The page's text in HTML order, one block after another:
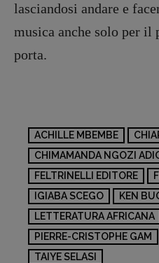
lasciandosi andare e
musica anche solo per il
porta.
ACHILLE MBEMBE
CHIMAMANDA NGOZI
FELTRINELLI EDITORE
IGIABA SCEGO
KEN
LETTERATURA AFRICANA
PIERRE-CRISTOPHE GAM
TAIYE SELASI